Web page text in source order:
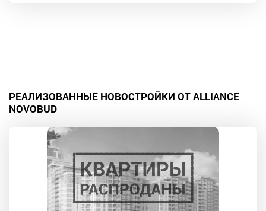
РЕАЛИЗОВАННЫЕ НОВОСТРОЙКИ ОТ ALLIANCE
NOVOBUD